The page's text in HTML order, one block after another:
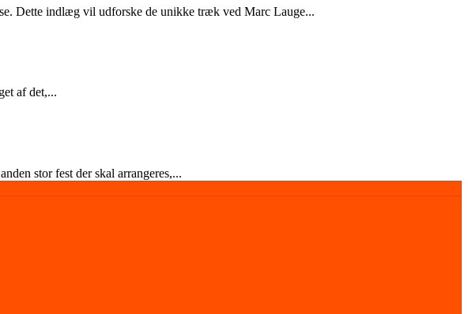
Dette indlæg vil udforske de unikke træk ved Marc Lauge...
af det,...
stor fest der skal arrangeres,...